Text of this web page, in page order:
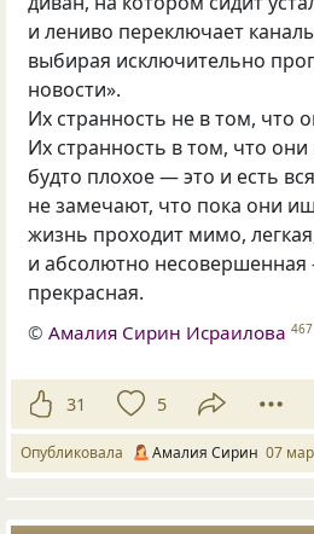
и лениво переключает
выбирая исключительно
новости».
Их странность не в том, что
Их странность в том, что они
будто плохое — это и есть
не замечают, что пока они
жизнь проходит мимо,
и абсолютно несовершенная
прекрасная.
©Амалия Сирин Исраилова 467
31 5
Опубликовала Амалия Сирин 07